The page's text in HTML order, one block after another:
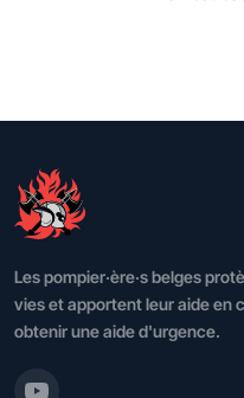
Les pompier·ère·s belges
vies et apportent leur aide en
obtenir une aide d'urgence.